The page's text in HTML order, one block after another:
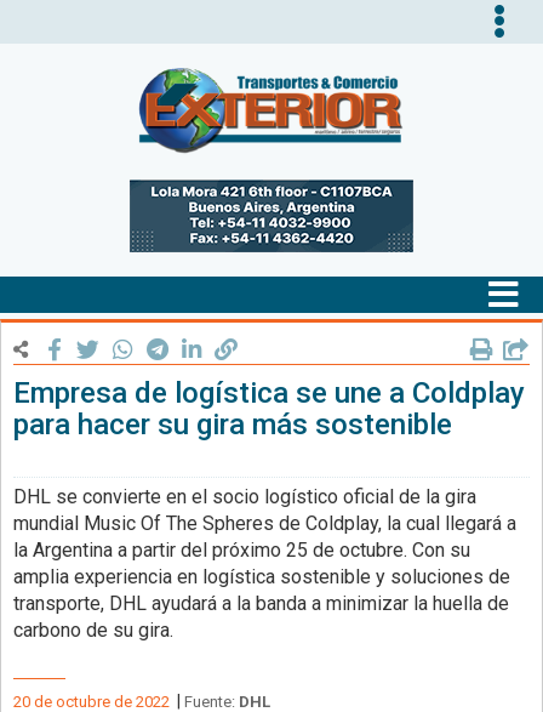
Empresa de logística se une a Coldplay
para hacer su gira más sostenible
DHL se convierte en el socio logístico oficial de la gira
mundial Music Of The Spheres de Coldplay, la cual llegará a
la Argentina a partir del próximo 25 de octubre. Con su
amplia experiencia en logística sostenible y soluciones de
transporte, DHL ayudará a la banda a minimizar la huella de
carbono de su gira.
20 de octubre de 2022 Fuente: DHL